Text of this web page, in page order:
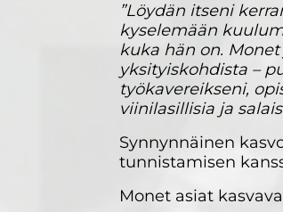
”Löydän itseni
kyselemään
kuka hän on.
yksityiskohdista –
työkavereikseni,
viinilasillisia ja
Synnynnäinen
tunnistamisen
Monet asiat